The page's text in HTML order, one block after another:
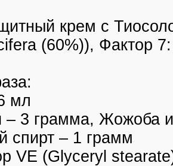
крем с
(60%)), Фактор 7:
мл
3 грамма, Жожоба
спирт – 1 грамм
VE (Glyceryl